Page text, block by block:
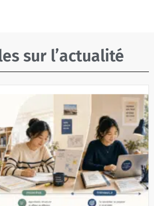
sur l’actualité